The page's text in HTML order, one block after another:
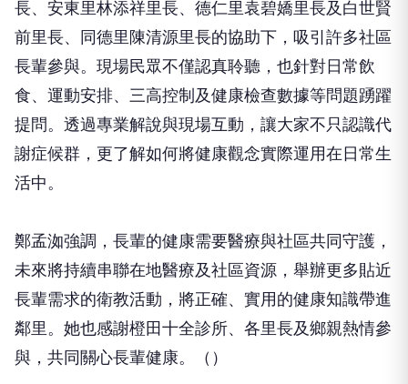
這場講座在安和里傅秋陽里長、達明里張簡王玉珠里
長、安東里林添祥里長、德仁里袁碧嬌里長及白世賢
前里長、同德里陳清源里長的協助下，吸引許多社區
長輩參與。現場民眾不僅認真聆聽，也針對日常飲
食、運動安排、三高控制及健康檢查數據等問題踴躍
提問。透過專業解說與現場互動，讓大家不只認識代
活中。
鄭孟洳強調，長輩的健康需要醫療與社區共同守護，
未來將持續串聯在地醫療及社區資源，舉辦更多貼近
長輩需求的衛教活動，將正確、實用的健康知識帶進